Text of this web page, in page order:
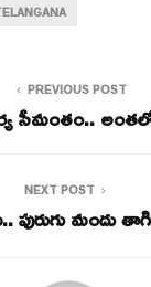
PREVIOUS POST
సీమంతం..
NEXT POST
పురుగు మందు